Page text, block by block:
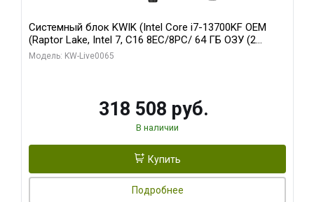
Системный блок KWIK (Intel Core i7-13700KF OEM
(Raptor Lake, Intel 7, C16 8EC/8PC/ 64 ГБ ОЗУ (2
модуля)/ ASUS RTX5080 PROART OC 16GB GDDR7
Модель: KW-Live0065
318 508 руб.
В наличии
Купить
Подробнее